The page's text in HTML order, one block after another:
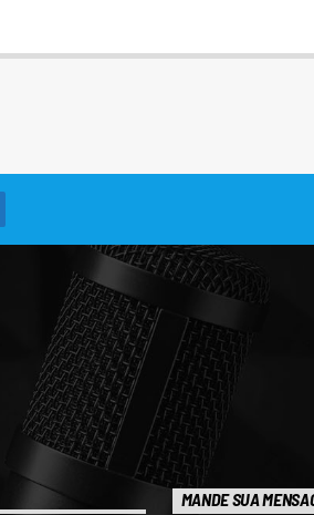
MANDE SUA